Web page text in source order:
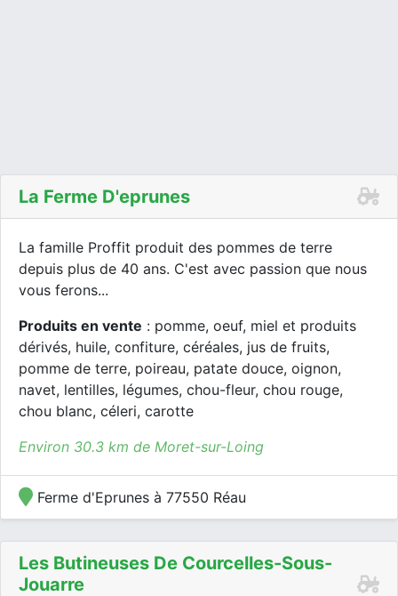
La Ferme D'eprunes
La famille Proffit produit des pommes de terre
depuis plus de 40 ans. C'est avec passion que nous
vous ferons...
Produits en vente : pomme, oeuf, miel et produits
dérivés, huile, confiture, céréales, jus de fruits,
pomme de terre, poireau, patate douce, oignon,
navet, lentilles, légumes, chou-fleur, chou rouge,
chou blanc, céleri, carotte
Environ 30.3 km de Moret-sur-Loing
Ferme d'Eprunes à 77550 Réau
Les Butineuses De Courcelles-Sous-
Jouarre